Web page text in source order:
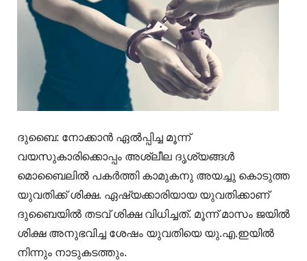
ദുബൈ: നോക്കാൻ ഏൽപ്പിച്ച മൂന്ന്
വയസുകാരിക്കൊപ്പം അശ്ലീല ദൃശ്യങ്ങൾ
മൊബൈലിൽ പകർത്തി കാമുകനു അയച്ചു കൊടുത്ത
യുവതിക്ക് ശിക്ഷ. ഏഷ്യക്കാരിയായ യുവതിക്കാണ്
ദുബൈയിൽ തടവ് ശിക്ഷ വിധിച്ചത്. മൂന്ന് മാസം ജയിൽ
ശിക്ഷ അനുഭവിച്ച ശേഷം യുവതിയെ യു.എ.ഇയിൽ
നിന്നും നാടുകടത്തും.